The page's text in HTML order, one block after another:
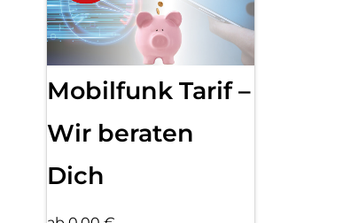
Mobilfunk Tarif –
Wir beraten
Dich